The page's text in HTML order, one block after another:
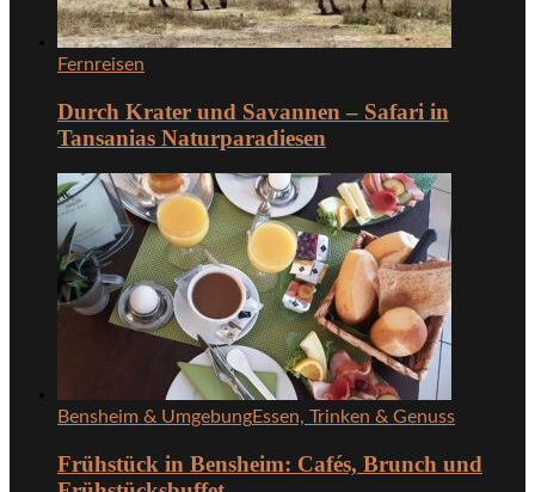
Fernreisen
Durch Krater und Savannen – Safari in
Tansanias Naturparadiesen
Bensheim & UmgebungEssen, Trinken & Genuss
Frühstück in Bensheim: Cafés, Brunch und